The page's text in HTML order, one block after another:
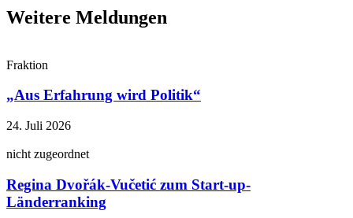
Weitere Meldungen
Fraktion
„Aus Erfahrung wird Politik“
24. Juli 2026
nicht zugeordnet
Regina Dvořák-Vučetić zum Start-up-
Länderranking